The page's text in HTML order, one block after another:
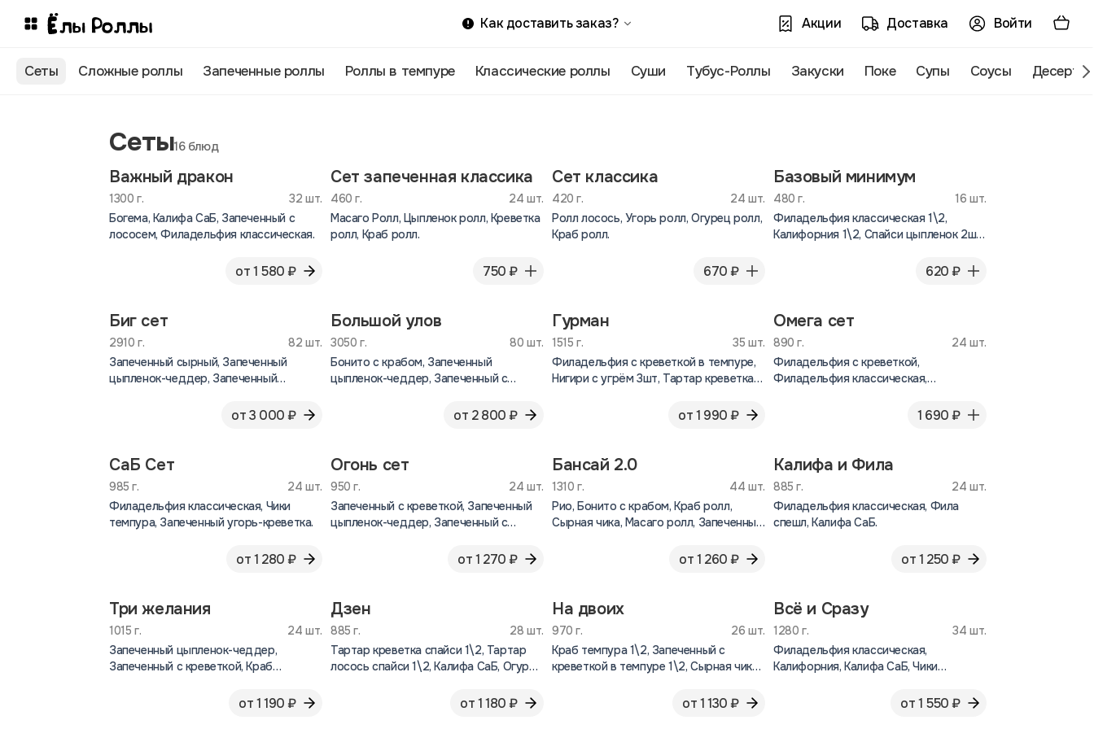
Как доставить заказ? Акции Доставка Войти
Сеты Сложные роллы Запеченные роллы Роллы в темпуре Классические роллы Суши Тубус-Роллы Закуски Поке Супы Соусы Десерты
Сеты16 блюд
Важный дракон
1300 г.
32 шт.
Богема, Калифа СаБ, Запеченный с
лососем, Филадельфия классическая.
от 1 580 ₽
Сет запеченная классика
460 г.
24 шт.
Масаго Ролл, Цыпленок ролл, Креветка
ролл, Краб ролл.
750 ₽
Сет классика
420 г.
24 шт.
Ролл лосось, Угорь ролл, Огурец ролл,
Краб ролл.
670 ₽
Базовый минимум
480 г.
16 шт.
Филадельфия классическая 1\2,
Калифорния 1\2, Спайси цыпленок 2шт,
620 ₽
Биг сет
2910 г.
82 шт.
Запеченный сырный, Запеченный
цыпленок-чеддер, Запеченный
темпура, Чики маки, Филадельфия
от 3 000 ₽
Большой улов
3050 г.
80 шт.
Бонито с крабом, Запеченный
цыпленок-чеддер, Запеченный с
Калифорния, Сырная чика, Чики
от 2 800 ₽
Гурман
1515 г.
35 шт.
Филадельфия с креветкой в темпуре,
Нигири с угрём 3шт, Тартар креветка
от 1 990 ₽
Омега сет
890 г.
24 шт.
Филадельфия с креветкой,
Филадельфия классическая,
1 690 ₽
СаБ Сет
985 г.
24 шт.
Филадельфия классическая, Чики
темпура, Запеченный угорь-креветка.
от 1 280 ₽
Огонь сет
950 г.
24 шт.
Запеченный с креветкой, Запеченный
цыпленок-чеддер, Запеченный с
от 1 270 ₽
Бансай 2.0
1310 г.
44 шт.
Рио, Бонито с крабом, Краб ролл,
Сырная чика, Масаго ролл, Запеченный
от 1 260 ₽
Калифа и Фила
885 г.
24 шт.
Филадельфия классическая, Фила
спешл, Калифа СаБ.
от 1 250 ₽
Три желания
1015 г.
24 шт.
Запеченный цыпленок-чеддер,
Запеченный с креветкой, Краб
от 1 190 ₽
Дзен
885 г.
28 шт.
Тартар креветка спайси 1\2, Тартар
лосось спайси 1\2, Калифа СаБ, Огурец
от 1 180 ₽
На двоих
970 г.
26 шт.
Краб темпура 1\2, Запеченный с
креветкой в темпуре 1\2, Сырная чика,
от 1 130 ₽
Всё и Сразу
1280 г.
34 шт.
Филадельфия классическая,
Калифорния, Калифа СаБ, Чики
от 1 550 ₽